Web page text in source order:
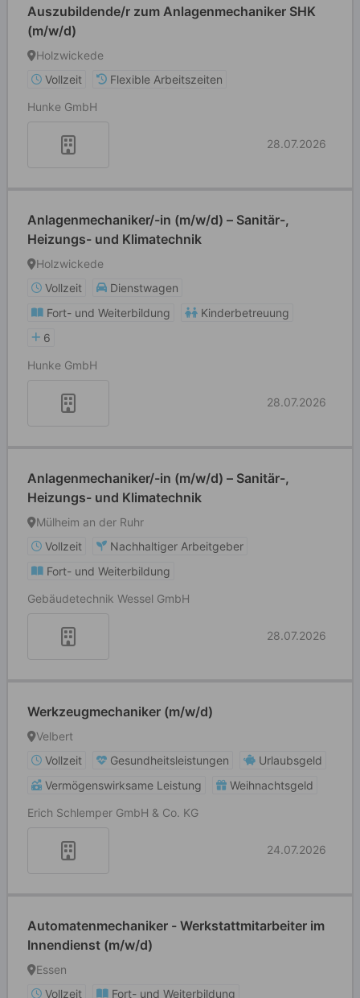
Auszubildende/r zum Anlagenmechaniker SHK
(m/w/d)
Holzwickede
Vollzeit
Flexible Arbeitszeiten
Hunke GmbH
28.07.2026
Anlagenmechaniker/-in (m/w/d) – Sanitär-,
Heizungs- und Klimatechnik
Holzwickede
Vollzeit
Dienstwagen
Fort- und Weiterbildung
Kinderbetreuung
6
Hunke GmbH
28.07.2026
Anlagenmechaniker/-in (m/w/d) – Sanitär-,
Heizungs- und Klimatechnik
Mülheim an der Ruhr
Vollzeit
Nachhaltiger Arbeitgeber
Fort- und Weiterbildung
Gebäudetechnik Wessel GmbH
28.07.2026
Werkzeugmechaniker (m/w/d)
Velbert
Vollzeit
Gesundheitsleistungen
Urlaubsgeld
Vermögenswirksame Leistung
Weihnachtsgeld
Erich Schlemper GmbH & Co. KG
24.07.2026
Automatenmechaniker - Werkstattmitarbeiter im
Innendienst (m/w/d)
Essen
Vollzeit
Fort- und Weiterbildung